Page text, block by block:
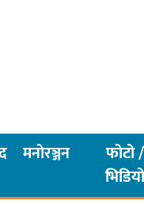
मनोरञ्जन
फोटो /